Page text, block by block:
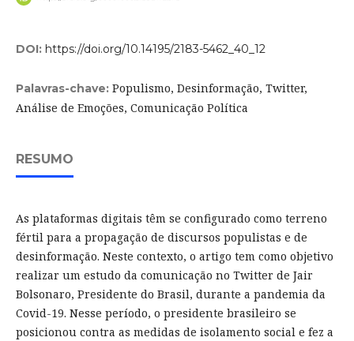
DOI: https://doi.org/10.14195/2183-5462_40_12
Palavras-chave: Populismo, Desinformação, Twitter,
Análise de Emoções, Comunicação Política
RESUMO
As plataformas digitais têm se configurado como terreno
fértil para a propagação de discursos populistas e de
desinformação. Neste contexto, o artigo tem como objetivo
realizar um estudo da comunicação no Twitter de Jair
Bolsonaro, Presidente do Brasil, durante a pandemia da
Covid-19. Nesse período, o presidente brasileiro se
posicionou contra as medidas de isolamento social e fez a